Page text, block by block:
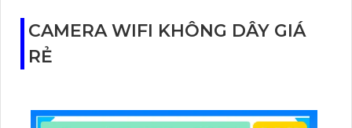
khe thẻ nhớ, camera hỗ trợ PoE lắp đặt dễ dàng.
CAMERA WIFI KHÔNG DÂY GIÁ
RẺ